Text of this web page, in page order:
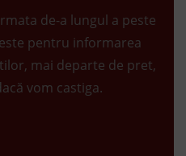
de-a lungul a peste
pentru informarea
mai departe de pret,
vom castiga.